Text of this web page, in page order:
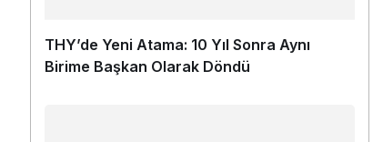
THY’de Yeni Atama: 10 Yıl Sonra Aynı
Birime Başkan Olarak Döndü